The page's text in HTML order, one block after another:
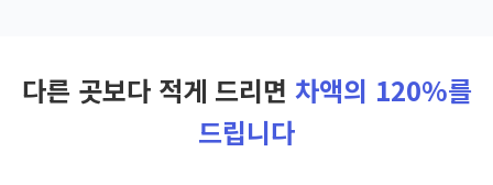
다른 곳보다 적게 드리면 차액의 120%를
드립니다